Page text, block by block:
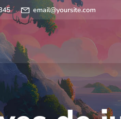
email@yoursite.com